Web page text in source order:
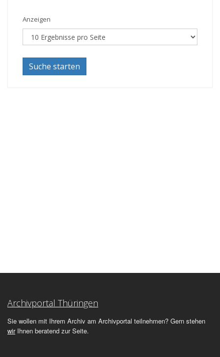
Anzeigen
Suche starten
Archivportal Thüringen
Sie wollen mit Ihrem Archiv am Archivportal teilnehmen? Gern stehen
wirIhnen beratend zur Seite.